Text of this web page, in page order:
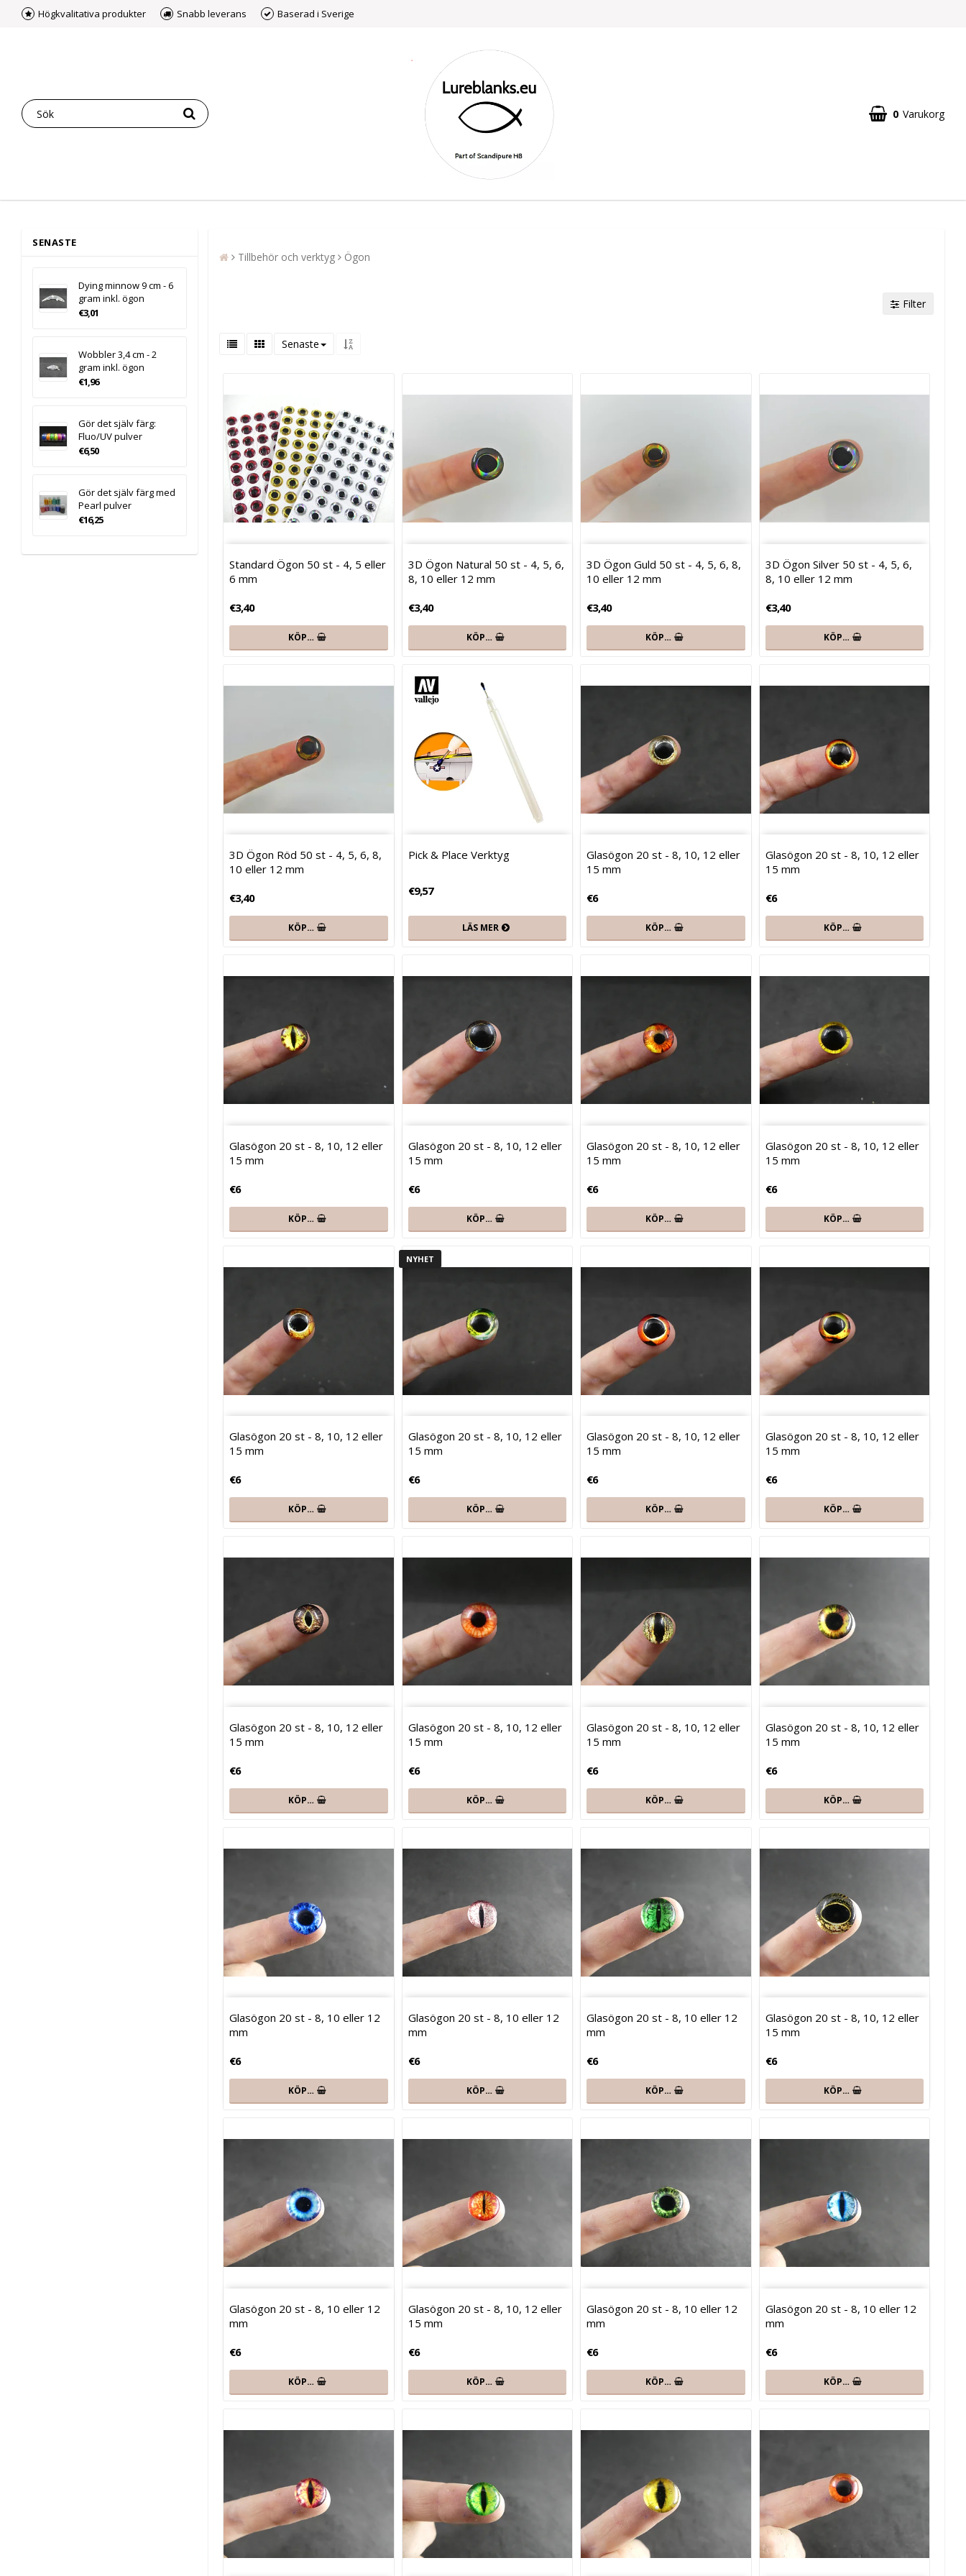
Högkvalitativa produkter Snabb leverans Baserad i Sverige
0 Varukorg
SENASTE
Dying minnow 9 cm - 6
gram inkl. ögon
€3,01
Wobbler 3,4 cm - 2
gram inkl. ögon
€1,96
Gör det själv färg:
Fluo/UV pulver
€6,50
Gör det själv färg med
Pearl pulver
€16,25
Tillbehör och verktyg Ögon
Filter
Senaste
Standard Ögon 50 st - 4, 5 eller
6 mm
€3,40
KÖP…
3D Ögon Natural 50 st - 4, 5, 6,
8, 10 eller 12 mm
€3,40
KÖP…
3D Ögon Guld 50 st - 4, 5, 6, 8,
10 eller 12 mm
€3,40
KÖP…
3D Ögon Silver 50 st - 4, 5, 6,
8, 10 eller 12 mm
€3,40
KÖP…
3D Ögon Röd 50 st - 4, 5, 6, 8,
10 eller 12 mm
€3,40
KÖP…
Pick & Place Verktyg
€9,57
LÄS MER
Glasögon 20 st - 8, 10, 12 eller
15 mm
€6
KÖP…
Glasögon 20 st - 8, 10, 12 eller
15 mm
€6
KÖP…
Glasögon 20 st - 8, 10, 12 eller
15 mm
€6
KÖP…
Glasögon 20 st - 8, 10, 12 eller
15 mm
€6
KÖP…
Glasögon 20 st - 8, 10, 12 eller
15 mm
€6
KÖP…
Glasögon 20 st - 8, 10, 12 eller
15 mm
€6
KÖP…
Glasögon 20 st - 8, 10, 12 eller
15 mm
€6
KÖP…
NYHET
Glasögon 20 st - 8, 10, 12 eller
15 mm
€6
KÖP…
Glasögon 20 st - 8, 10, 12 eller
15 mm
€6
KÖP…
Glasögon 20 st - 8, 10, 12 eller
15 mm
€6
KÖP…
Glasögon 20 st - 8, 10, 12 eller
15 mm
€6
KÖP…
Glasögon 20 st - 8, 10, 12 eller
15 mm
€6
KÖP…
Glasögon 20 st - 8, 10, 12 eller
15 mm
€6
KÖP…
Glasögon 20 st - 8, 10, 12 eller
15 mm
€6
KÖP…
Glasögon 20 st - 8, 10 eller 12
mm
€6
KÖP…
Glasögon 20 st - 8, 10 eller 12
mm
€6
KÖP…
Glasögon 20 st - 8, 10 eller 12
mm
€6
KÖP…
Glasögon 20 st - 8, 10, 12 eller
15 mm
€6
KÖP…
Glasögon 20 st - 8, 10 eller 12
mm
€6
KÖP…
Glasögon 20 st - 8, 10, 12 eller
15 mm
€6
KÖP…
Glasögon 20 st - 8, 10 eller 12
mm
€6
KÖP…
Glasögon 20 st - 8, 10 eller 12
mm
€6
KÖP…